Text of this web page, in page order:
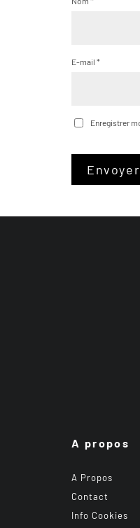
E-mail *
Enregistrer
A propos
A Propos
Contact
Info Cookies